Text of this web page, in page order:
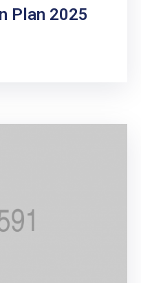
Plan 2025